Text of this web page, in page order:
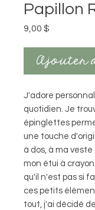
Papillon
9,00 $
Ajouter
J'adore
quotidien. Je
épinglettes
une touche
à dos, à ma veste
mon étui à
qu'il n'est pas si
ces petits
tout, j'ai décidé